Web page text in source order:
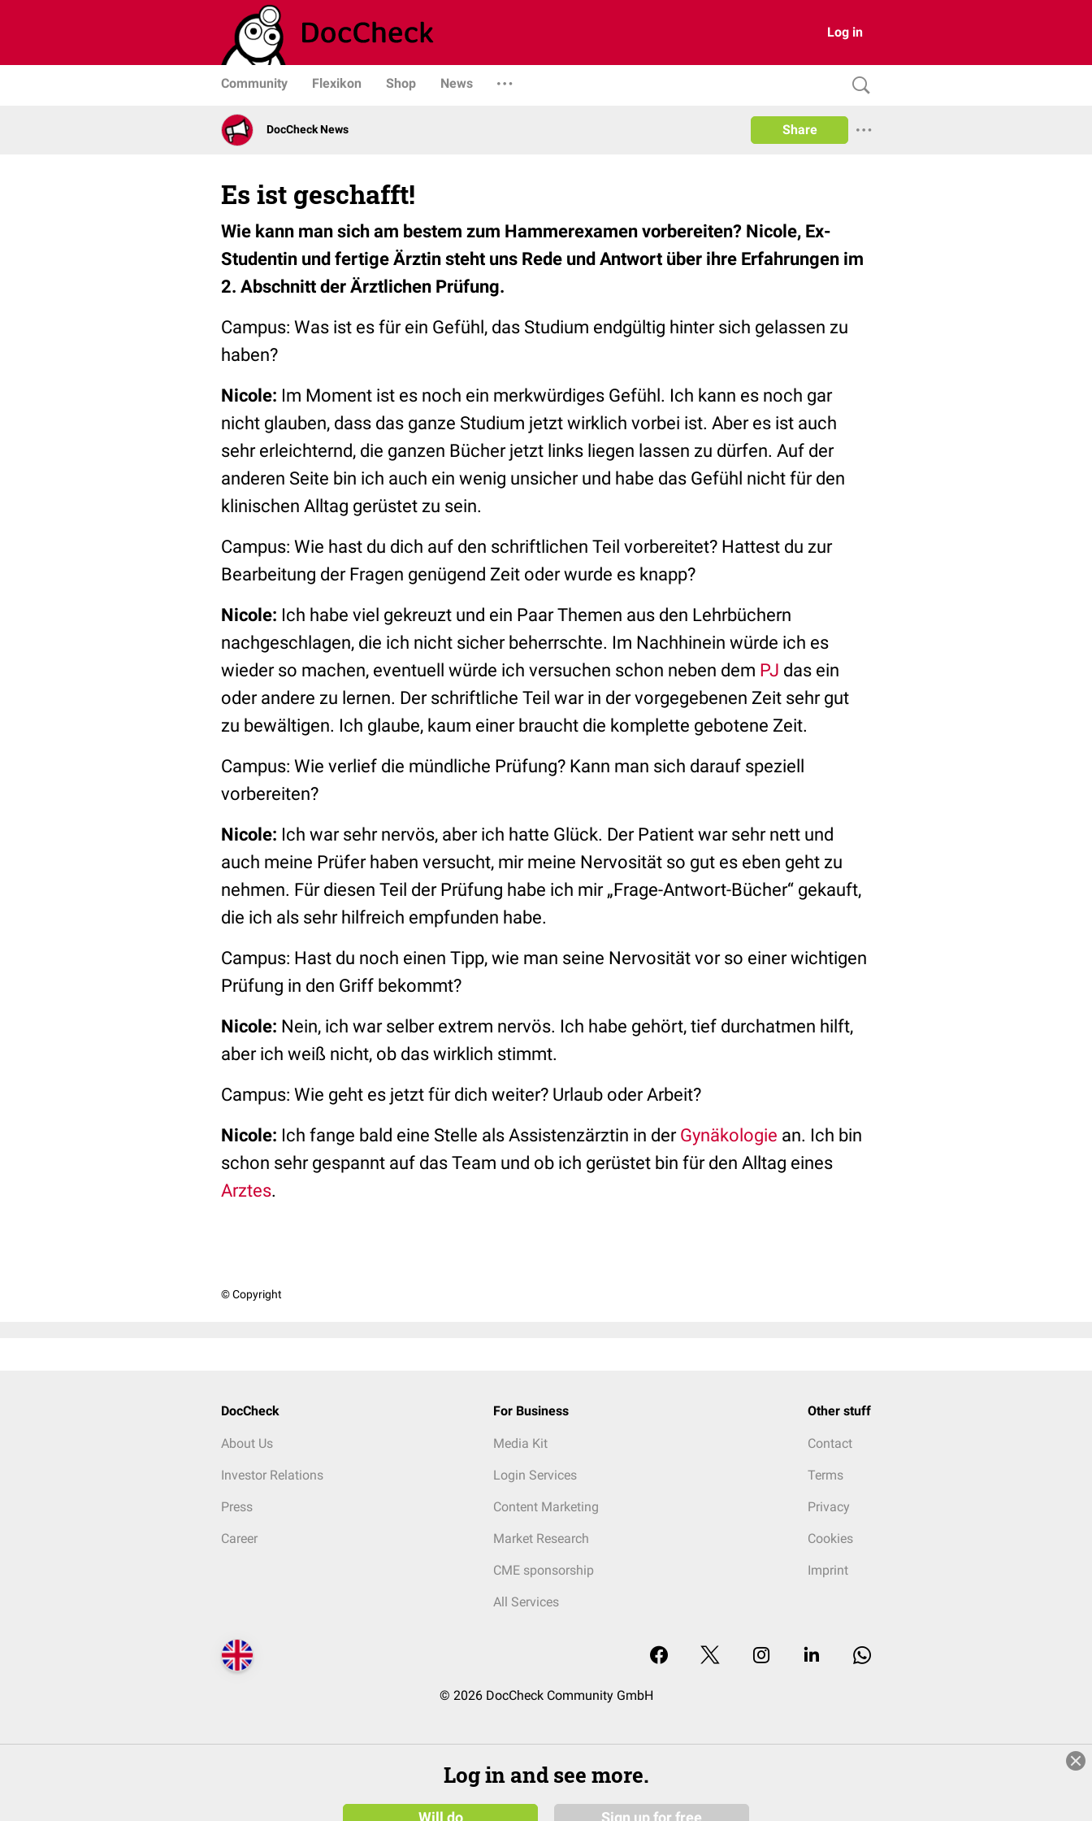
Log in
Community Flexikon Shop News
DocCheck News Share
Es ist geschafft!
Wie kann man sich am bestem zum Hammerexamen vorbereiten? Nicole, Ex-
Studentin und fertige Ärztin steht uns Rede und Antwort über ihre Erfahrungen im
2. Abschnitt der Ärztlichen Prüfung.
Campus: Was ist es für ein Gefühl, das Studium endgültig hinter sich gelassen zu
haben?
Nicole: Im Moment ist es noch ein merkwürdiges Gefühl. Ich kann es noch gar
nicht glauben, dass das ganze Studium jetzt wirklich vorbei ist. Aber es ist auch
sehr erleichternd, die ganzen Bücher jetzt links liegen lassen zu dürfen. Auf der
anderen Seite bin ich auch ein wenig unsicher und habe das Gefühl nicht für den
klinischen Alltag gerüstet zu sein.
Campus: Wie hast du dich auf den schriftlichen Teil vorbereitet? Hattest du zur
Bearbeitung der Fragen genügend Zeit oder wurde es knapp?
Nicole: Ich habe viel gekreuzt und ein Paar Themen aus den Lehrbüchern
nachgeschlagen, die ich nicht sicher beherrschte. Im Nachhinein würde ich es
wieder so machen, eventuell würde ich versuchen schon neben dem PJ das ein
oder andere zu lernen. Der schriftliche Teil war in der vorgegebenen Zeit sehr gut
zu bewältigen. Ich glaube, kaum einer braucht die komplette gebotene Zeit.
Campus: Wie verlief die mündliche Prüfung? Kann man sich darauf speziell
vorbereiten?
Nicole: Ich war sehr nervös, aber ich hatte Glück. Der Patient war sehr nett und
auch meine Prüfer haben versucht, mir meine Nervosität so gut es eben geht zu
nehmen. Für diesen Teil der Prüfung habe ich mir „Frage-Antwort-Bücher“ gekauft,
die ich als sehr hilfreich empfunden habe.
Campus: Hast du noch einen Tipp, wie man seine Nervosität vor so einer wichtigen
Prüfung in den Griff bekommt?
Nicole: Nein, ich war selber extrem nervös. Ich habe gehört, tief durchatmen hilft,
aber ich weiß nicht, ob das wirklich stimmt.
Campus: Wie geht es jetzt für dich weiter? Urlaub oder Arbeit?
Nicole: Ich fange bald eine Stelle als Assistenzärztin in der Gynäkologie an. Ich bin
schon sehr gespannt auf das Team und ob ich gerüstet bin für den Alltag eines
Arztes.
© Copyright
DocCheck
About Us
Investor Relations
Press
Career
For Business
Media Kit
Login Services
Content Marketing
Market Research
CME sponsorship
All Services
Other stuff
Contact
Terms
Privacy
Cookies
Imprint
© 2026 DocCheck Community GmbH
Log in and see more.
Will do Sign up for free